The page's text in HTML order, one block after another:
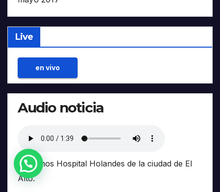
Live
en vivo
Audio noticia
Reclamos Hospital Holandes de la ciudad de El
Alto.